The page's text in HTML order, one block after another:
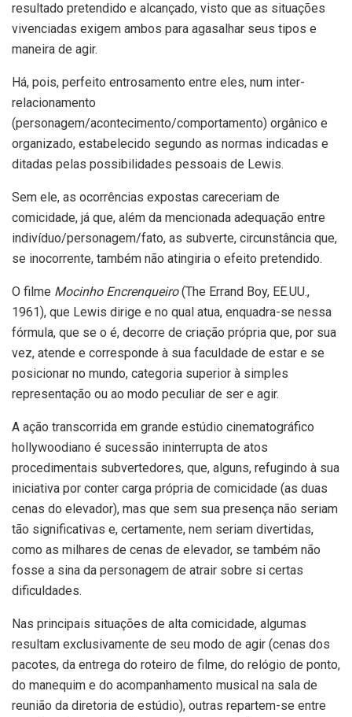
resultado pretendido e alcançado, visto que as situações
vivenciadas exigem ambos para agasalhar seus tipos e
maneira de agir.
Há, pois, perfeito entrosamento entre eles, num inter-
relacionamento
(personagem/acontecimento/comportamento) orgânico e
organizado, estabelecido segundo as normas indicadas e
ditadas pelas possibilidades pessoais de Lewis.
Sem ele, as ocorrências expostas careceriam de
comicidade, já que, além da mencionada adequação entre
indivíduo/personagem/fato, as subverte, circunstância que,
se inocorrente, também não atingiria o efeito pretendido.
O filme Mocinho Encrenqueiro(The Errand Boy, EE.UU.,
1961), que Lewis dirige e no qual atua, enquadra-se nessa
fórmula, que se o é, decorre de criação própria que, por sua
vez, atende e corresponde à sua faculdade de estar e se
posicionar no mundo, categoria superior à simples
representação ou ao modo peculiar de ser e agir.
A ação transcorrida em grande estúdio cinematográfico
hollywoodiano é sucessão ininterrupta de atos
procedimentais subvertedores, que, alguns, refugindo à sua
iniciativa por conter carga própria de comicidade (as duas
cenas do elevador), mas que sem sua presença não seriam
tão significativas e, certamente, nem seriam divertidas,
como as milhares de cenas de elevador, se também não
fosse a sina da personagem de atrair sobre si certas
dificuldades.
Nas principais situações de alta comicidade, algumas
resultam exclusivamente de seu modo de agir (cenas dos
pacotes, da entrega do roteiro de filme, do relógio de ponto,
do manequim e do acompanhamento musical na sala de
reunião da diretoria de estúdio), outras repartem-se entre